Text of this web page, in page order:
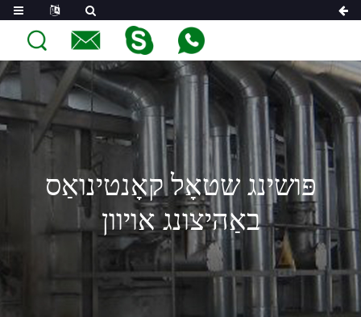
פּושינג שטאָל קאָנטינואַס
באַהיצונג אויוון